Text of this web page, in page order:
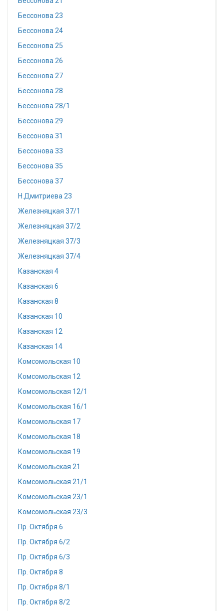
Бессонова 23
Бессонова 24
Бессонова 25
Бессонова 26
Бессонова 27
Бессонова 28
Бессонова 28/1
Бессонова 29
Бессонова 31
Бессонова 33
Бессонова 35
Бессонова 37
Н.Дмитриева 23
Железняцкая 37/1
Железняцкая 37/2
Железняцкая 37/3
Железняцкая 37/4
Казанская 4
Казанская 6
Казанская 8
Казанская 10
Казанская 12
Казанская 14
Комсомольская 10
Комсомольская 12
Комсомольская 12/1
Комсомольская 16/1
Комсомольская 17
Комсомольская 18
Комсомольская 19
Комсомольская 21
Комсомольская 21/1
Комсомольская 23/1
Комсомольская 23/3
Пр. Октября 6
Пр. Октября 6/2
Пр. Октября 6/3
Пр. Октября 8
Пр. Октября 8/1
Пр. Октября 8/2